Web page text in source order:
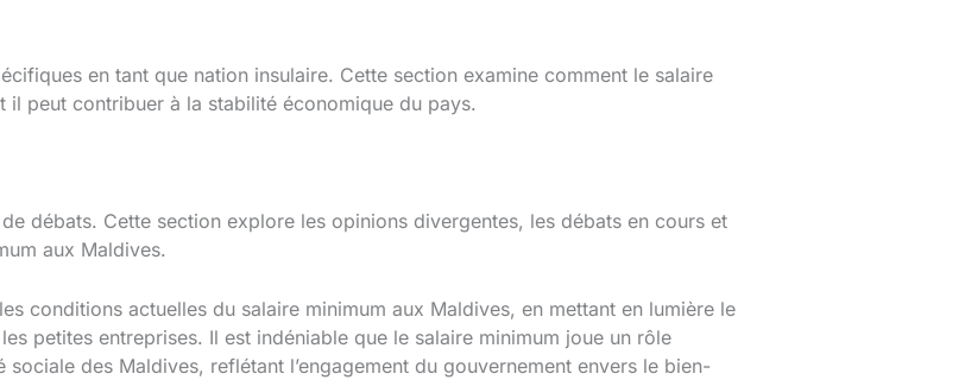
en tant que nation insulaire. Cette section examine comment le salaire
il peut contribuer à la stabilité économique du pays.
débats. Cette section explore les opinions divergentes, les débats en cours et
aux Maldives.
conditions actuelles du salaire minimum aux Maldives, en mettant en lumière le
petites entreprises. Il est indéniable que le salaire minimum joue un rôle
sociale des Maldives, reflétant l’engagement du gouvernement envers le bien-